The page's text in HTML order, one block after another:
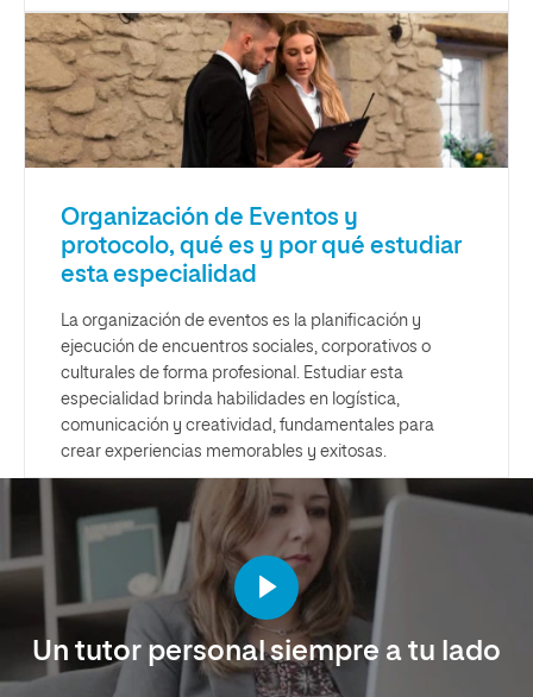
Organización de Eventos y
protocolo, qué es y por qué estudiar
esta especialidad
La organización de eventos es la planificación y
ejecución de encuentros sociales, corporativos o
culturales de forma profesional. Estudiar esta
especialidad brinda habilidades en logística,
comunicación y creatividad, fundamentales para
crear experiencias memorables y exitosas.
Un tutor personal siempre a tu lado